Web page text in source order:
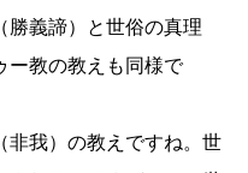
勝義諦）と世俗の真理
ー教の教えも同様で
我）の教えですね。世